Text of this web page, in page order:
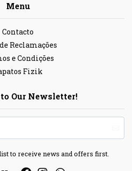
Menu
Contacto
Reclamações
e Condições
Fizik
to Our Newsletter!
to receive news and offers first.